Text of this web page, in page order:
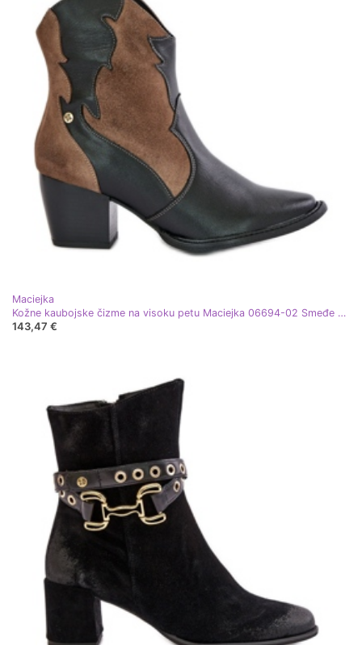
Maciejka
Kožne kaubojske čizme na visoku petu Maciejka 06694-02 Smeđe smeđa
143,47 €